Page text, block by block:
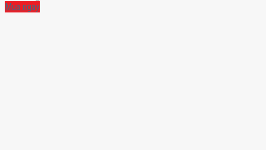
Mua ngay